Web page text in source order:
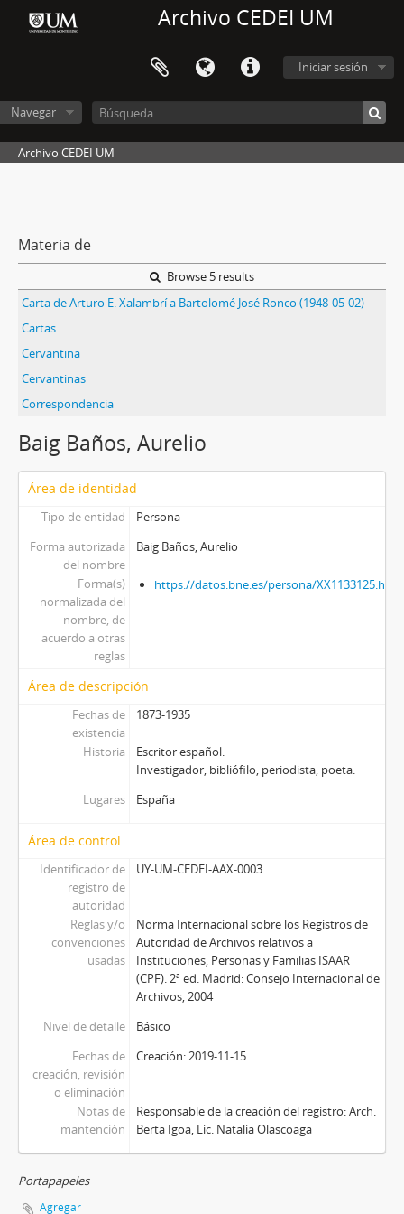
Archivo CEDEI UM
Iniciar sesión
Navegar
Archivo CEDEI UM
Materia de
Browse 5 results
Carta de Arturo E. Xalambrí a Bartolomé José Ronco (1948-05-02)
Cartas
Cervantina
Cervantinas
Correspondencia
Baig Baños, Aurelio
Área de identidad
Tipo de entidad
Persona
Forma autorizada
del nombre
Baig Baños, Aurelio
Forma(s)
normalizada del
nombre, de
acuerdo a otras
reglas
https://datos.bne.es/persona/XX1133125.html
Área de descripción
Fechas de
existencia
1873-1935
Historia
Escritor español.
Investigador, bibliófilo, periodista, poeta.
Lugares
España
Área de control
Identificador de
registro de
autoridad
UY-UM-CEDEI-AAX-0003
Reglas y/o
convenciones
usadas
Norma Internacional sobre los Registros de
Autoridad de Archivos relativos a
Instituciones, Personas y Familias ISAAR
(CPF). 2ª ed. Madrid: Consejo Internacional de
Archivos, 2004
Nivel de detalle
Básico
Fechas de
creación, revisión
o eliminación
Creación: 2019-11-15
Notas de
mantención
Responsable de la creación del registro: Arch.
Berta Igoa, Lic. Natalia Olascoaga
Portapapeles
Agregar